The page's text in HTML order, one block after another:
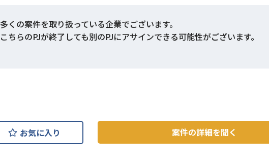
多くの案件を取り扱っている企業でございます。
こちらのPJが終了しても別のPJにアサインできる可能性がございます。
お気に入り 案件の詳細を聞く